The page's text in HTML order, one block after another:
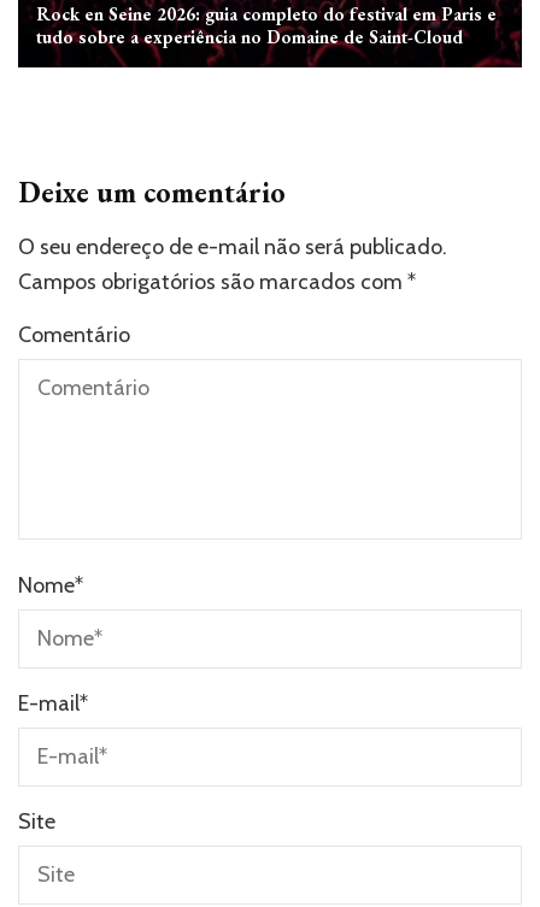
Rock en Seine 2026: guia completo do festival em Paris e
tudo sobre a experiência no Domaine de Saint-Cloud
Deixe um comentário
O seu endereço de e-mail não será publicado.
Campos obrigatórios são marcados com *
Comentário
Nome*
E-mail*
Site